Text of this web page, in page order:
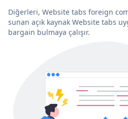
Diğerleri, Website tabs foreign
sunan açık kaynak Website tabs
bargain bulmaya çalışır.